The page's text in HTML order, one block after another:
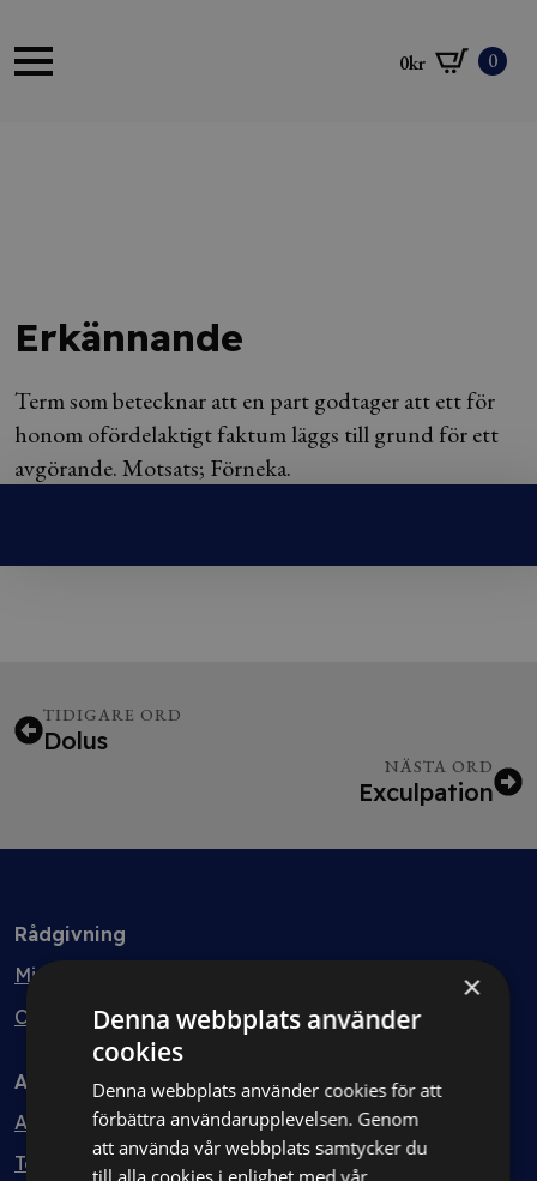
0kr 0
Erkännande
Term som betecknar att en part godtager att ett för
honom ofördelaktigt faktum läggs till grund för ett
avgörande. Motsats; Förneka.
TIDIGARE ORD
Dolus
NÄSTA ORD
Exculpation
Rådgivning
Min bolagsjurist
Ombud
Avtal
Avtalshantering
Testa kostnadsfritt
×
Denna webbplats använder
cookies
Denna webbplats använder cookies för att
förbättra användarupplevelsen. Genom
att använda vår webbplats samtycker du
till alla cookies i enlighet med vår